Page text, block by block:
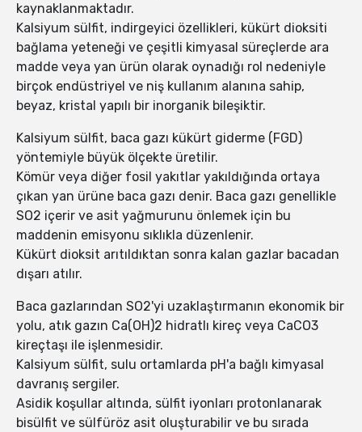
kaynaklanmaktadır.
Kalsiyum sülfit, indirgeyici özellikleri, kükürt dioksiti
bağlama yeteneği ve çeşitli kimyasal süreçlerde ara
madde veya yan ürün olarak oynadığı rol nedeniyle
birçok endüstriyel ve niş kullanım alanına sahip,
beyaz, kristal yapılı bir inorganik bileşiktir.
Kalsiyum sülfit, baca gazı kükürt giderme (FGD)
yöntemiyle büyük ölçekte üretilir.
Kömür veya diğer fosil yakıtlar yakıldığında ortaya
çıkan yan ürüne baca gazı denir. Baca gazı genellikle
SO2 içerir ve asit yağmurunu önlemek için bu
maddenin emisyonu sıklıkla düzenlenir.
Kükürt dioksit arıtıldıktan sonra kalan gazlar bacadan
dışarı atılır.
Baca gazlarından SO2'yi uzaklaştırmanın ekonomik bir
yolu, atık gazın Ca(OH)2 hidratlı kireç veya CaCO3
kireçtaşı ile işlenmesidir.
Kalsiyum sülfit, sulu ortamlarda pH'a bağlı kimyasal
davranış sergiler.
Asidik koşullar altında, sülfit iyonları protonlanarak
bisülfit ve sülfüröz asit oluşturabilir ve bu sırada